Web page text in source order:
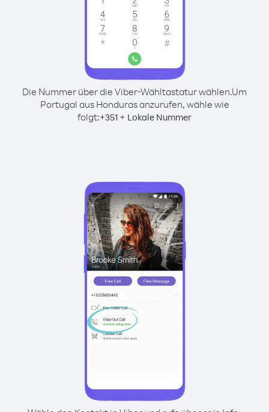
Die Nummer über die Viber-Wähltastatur wählen.Um
Portugal aus Honduras anzurufen, wähle wie
folgt:+351 + Lokale Nummer